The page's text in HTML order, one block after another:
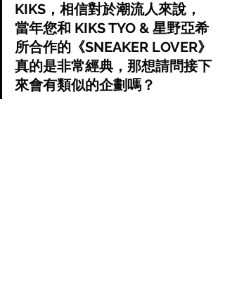
KIKS，相信對於潮流人來說，
當年您和 KIKS TYO & 星野亞希
所合作的《SNEAKER LOVER》
真的是非常經典，那想請問接下
來會有類似的企劃嗎？